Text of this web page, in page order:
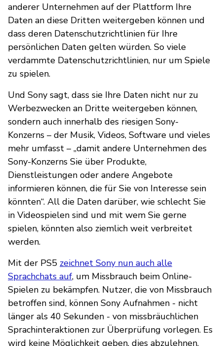
anderer Unternehmen auf der Plattform Ihre
Daten an diese Dritten weitergeben können und
dass deren Datenschutzrichtlinien für Ihre
persönlichen Daten gelten würden. So viele
verdammte Datenschutzrichtlinien, nur um Spiele
zu spielen.
Und Sony sagt, dass sie Ihre Daten nicht nur zu
Werbezwecken an Dritte weitergeben können,
sondern auch innerhalb des riesigen Sony-
Konzerns – der Musik, Videos, Software und vieles
mehr umfasst – „damit andere Unternehmen des
Sony-Konzerns Sie über Produkte,
Dienstleistungen oder andere Angebote
informieren können, die für Sie von Interesse sein
könnten“. All die Daten darüber, wie schlecht Sie
in Videospielen sind und mit wem Sie gerne
spielen, könnten also ziemlich weit verbreitet
werden.
Mit der PS5 zeichnet Sony nun auch alle
Sprachchats auf, um Missbrauch beim Online-
Spielen zu bekämpfen. Nutzer, die von Missbrauch
betroffen sind, können Sony Aufnahmen - nicht
länger als 40 Sekunden - von missbräuchlichen
Sprachinteraktionen zur Überprüfung vorlegen. Es
wird keine Möglichkeit geben, dies abzulehnen.